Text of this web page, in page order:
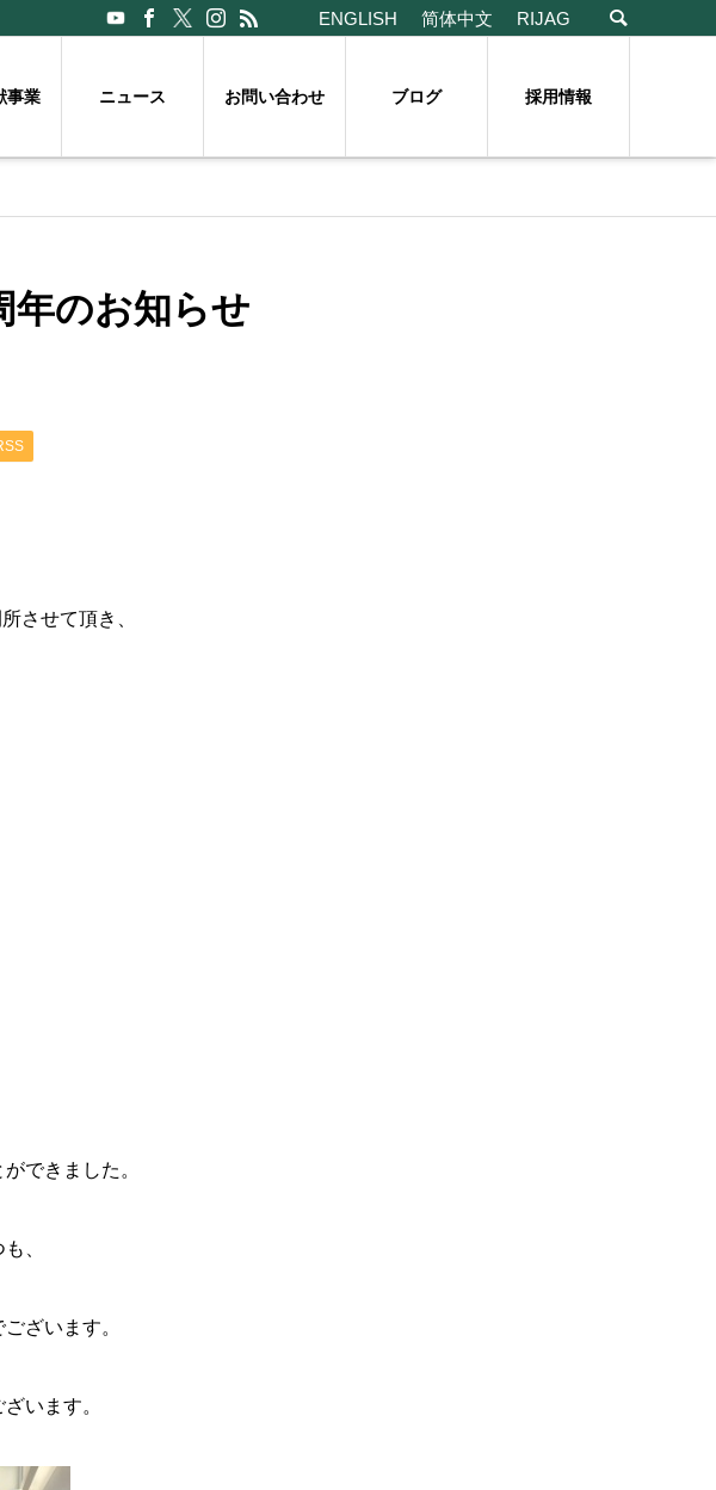
ENGLISH 简体中文 RIJAG
事業 ニュース お問い合わせ ブログ 採用情報
年のお知らせ
させて頂き、
できました。
、
ざいます。
います。